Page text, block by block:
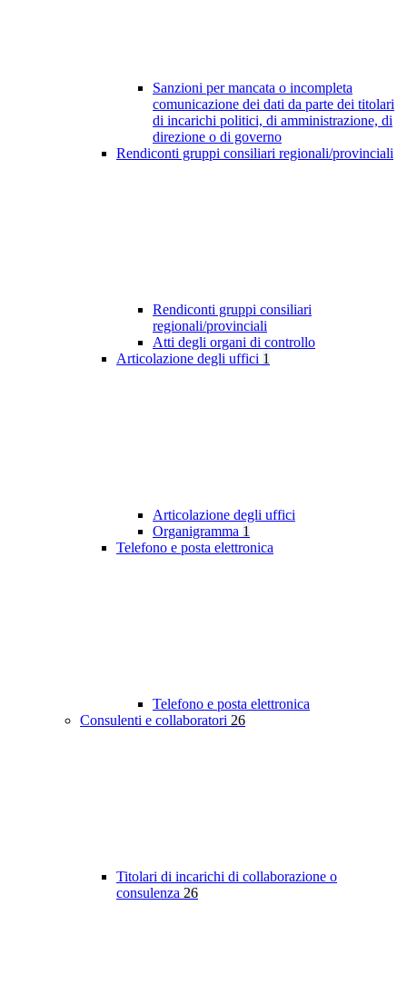
Sanzioni per mancata o incompleta
comunicazione dei dati da parte dei titolari
di incarichi politici, di amministrazione, di
direzione o di governo
Rendiconti gruppi consiliari regionali/provinciali
Rendiconti gruppi consiliari
regionali/provinciali
Atti degli organi di controllo
Articolazione degli uffici 1
Articolazione degli uffici
Organigramma 1
Telefono e posta elettronica
Telefono e posta elettronica
Consulenti e collaboratori 26
Titolari di incarichi di collaborazione o
consulenza 26